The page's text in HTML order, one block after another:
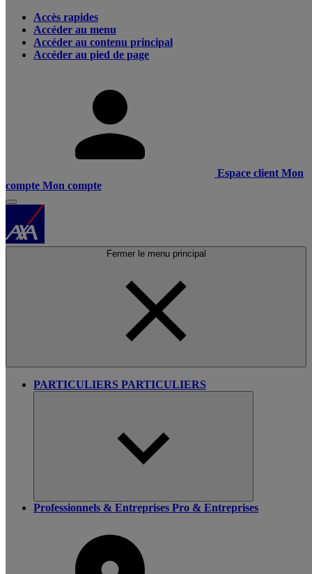
Accès rapides
Accéder au menu
Accéder au contenu principal
Accéder au pied de page
Espace client Mon
compte Mon compte
Fermer le menu principal
PARTICULIERS PARTICULIERS
Professionnels & Entreprises Pro & Entreprises